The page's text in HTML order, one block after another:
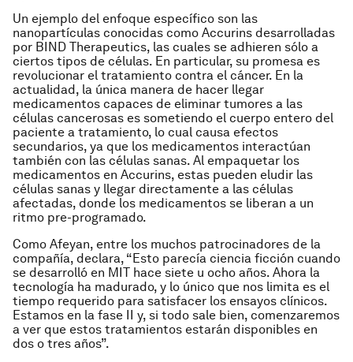
Un ejemplo del enfoque específico son las
nanopartículas conocidas como Accurins desarrolladas
por BIND Therapeutics, las cuales se adhieren sólo a
ciertos tipos de células. En particular, su promesa es
revolucionar el tratamiento contra el cáncer. En la
actualidad, la única manera de hacer llegar
medicamentos capaces de eliminar tumores a las
células cancerosas es sometiendo el cuerpo entero del
paciente a tratamiento, lo cual causa efectos
secundarios, ya que los medicamentos interactúan
también con las células sanas. Al empaquetar los
medicamentos en Accurins, estas pueden eludir las
células sanas y llegar directamente a las células
afectadas, donde los medicamentos se liberan a un
ritmo pre-programado.
Como Afeyan, entre los muchos patrocinadores de la
compañía, declara, “Esto parecía ciencia ficción cuando
se desarrolló en MIT hace siete u ocho años. Ahora la
tecnología ha madurado, y lo único que nos limita es el
tiempo requerido para satisfacer los ensayos clínicos.
Estamos en la fase II y, si todo sale bien, comenzaremos
a ver que estos tratamientos estarán disponibles en
dos o tres años”.